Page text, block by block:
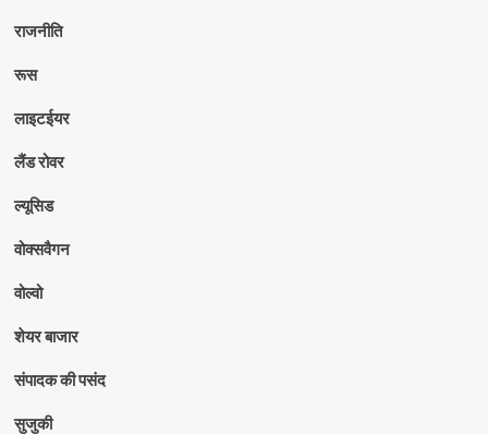
राजनीति
रूस
लाइटईयर
लैंड रोवर
ल्यूसिड
वोक्सवैगन
वोल्वो
शेयर बाजार
संपादक की पसंद
सुजुकी